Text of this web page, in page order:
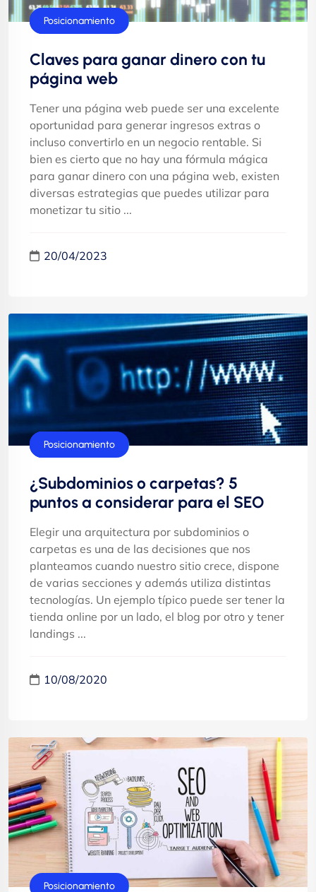
Páginas web
Posicionamiento
Claves para ganar dinero con tu
página web
Tener una página web puede ser una excelente
oportunidad para generar ingresos extras o
incluso convertirlo en un negocio rentable. Si
bien es cierto que no hay una fórmula mágica
para ganar dinero con una página web, existen
diversas estrategias que puedes utilizar para
monetizar tu sitio ...
20/04/2023
Consejos
Dominios
Marketing
Posicionamiento
¿Subdominios o carpetas? 5
puntos a considerar para el SEO
Elegir una arquitectura por subdominios o
carpetas es una de las decisiones que nos
planteamos cuando nuestro sitio crece, dispone
de varias secciones y además utiliza distintas
tecnologías. Un ejemplo típico puede ser tener la
tienda online por un lado, el blog por otro y tener
landings ...
10/08/2020
Posicionamiento